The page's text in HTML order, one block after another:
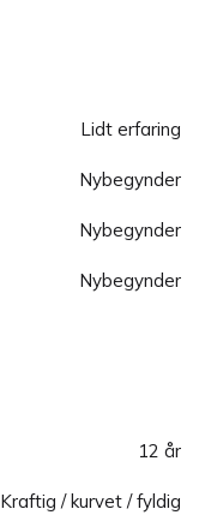
Lidt erfaring
Nybegynder
Nybegynder
Nybegynder
12 år
Kraftig / kurvet / fyldig